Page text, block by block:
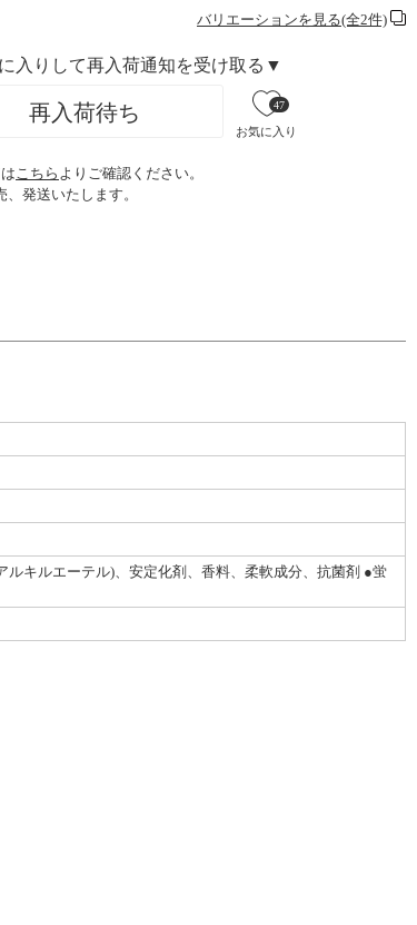
バリエーションを見る(全2件)
入りして再入荷通知を受け取る▼
再入荷待ち
お気に入り
47
こちら よりご確認ください。
、発送いたします。
キルエーテル)、安定化剤、香料、柔軟成分、抗菌剤 ●蛍